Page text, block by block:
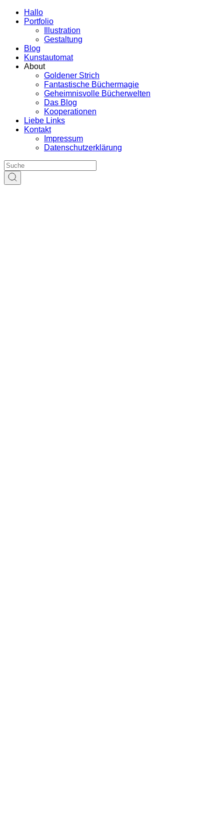
Hallo
Portfolio
Illustration
Gestaltung
Blog
Kunstautomat
About
Goldener Strich
Fantastische Büchermagie
Geheimnisvolle Bücherwelten
Das Blog
Kooperationen
Liebe Links
Kontakt
Impressum
Datenschutzerklärung